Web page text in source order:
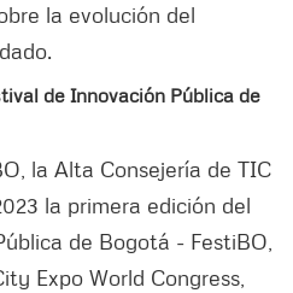
la evolución del
de Innovación Pública de
la Alta Consejería de TIC
la primera edición del
de Bogotá - FestiBO,
Expo World Congress,